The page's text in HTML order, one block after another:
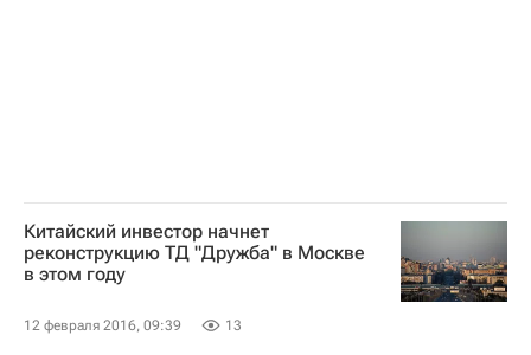
Китайский инвестор начнет
реконструкцию ТД "Дружба" в Москве
в этом году
12 февраля 2016, 09:39 13